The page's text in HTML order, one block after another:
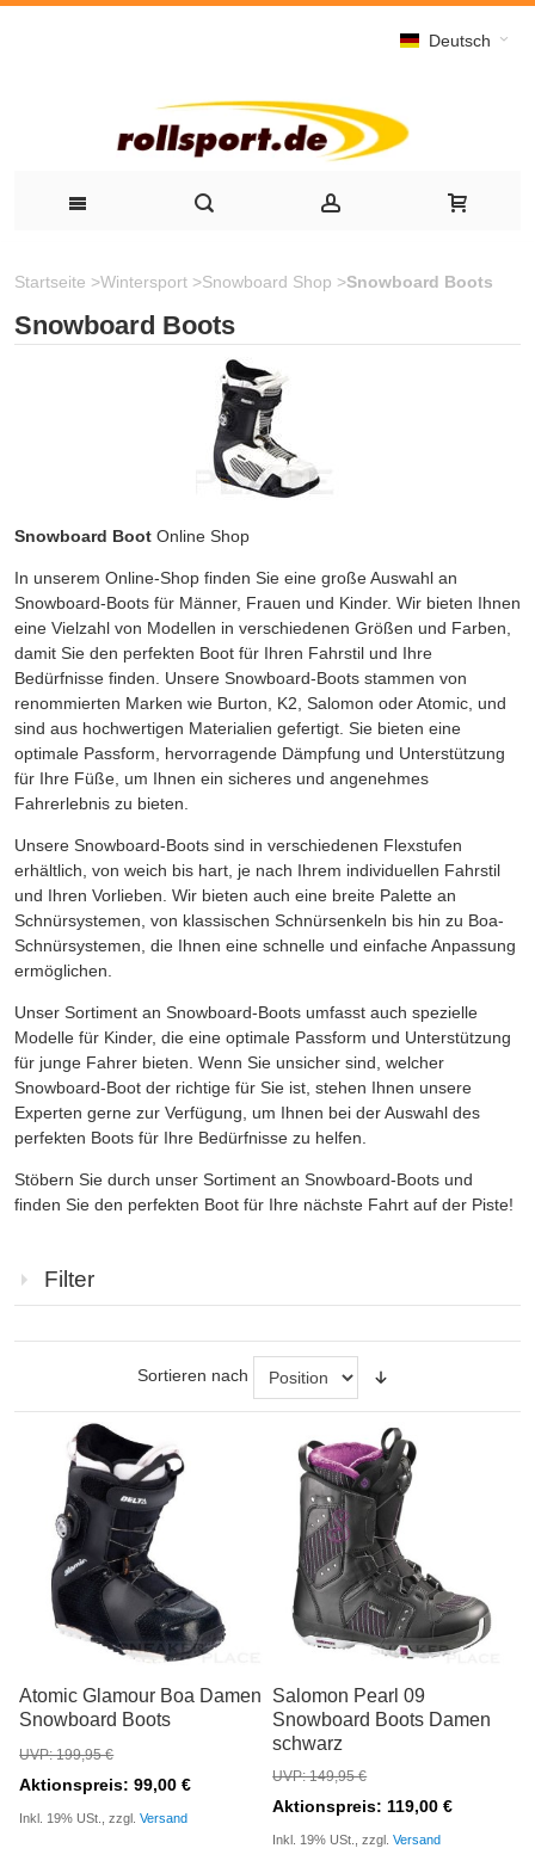
Deutsch
Startseite >Wintersport >Snowboard Shop >Snowboard Boots
Snowboard Boots
Snowboard Boot Online Shop
In unserem Online-Shop finden Sie eine große Auswahl an
Snowboard-Boots für Männer, Frauen und Kinder. Wir bieten Ihnen
eine Vielzahl von Modellen in verschiedenen Größen und Farben,
damit Sie den perfekten Boot für Ihren Fahrstil und Ihre
Bedürfnisse finden. Unsere Snowboard-Boots stammen von
renommierten Marken wie Burton, K2, Salomon oder Atomic, und
sind aus hochwertigen Materialien gefertigt. Sie bieten eine
optimale Passform, hervorragende Dämpfung und Unterstützung
für Ihre Füße, um Ihnen ein sicheres und angenehmes
Fahrerlebnis zu bieten.
Unsere Snowboard-Boots sind in verschiedenen Flexstufen
erhältlich, von weich bis hart, je nach Ihrem individuellen Fahrstil
und Ihren Vorlieben. Wir bieten auch eine breite Palette an
Schnürsystemen, von klassischen Schnürsenkeln bis hin zu Boa-
Schnürsystemen, die Ihnen eine schnelle und einfache Anpassung
ermöglichen.
Unser Sortiment an Snowboard-Boots umfasst auch spezielle
Modelle für Kinder, die eine optimale Passform und Unterstützung
für junge Fahrer bieten. Wenn Sie unsicher sind, welcher
Snowboard-Boot der richtige für Sie ist, stehen Ihnen unsere
Experten gerne zur Verfügung, um Ihnen bei der Auswahl des
perfekten Boots für Ihre Bedürfnisse zu helfen.
Stöbern Sie durch unser Sortiment an Snowboard-Boots und
finden Sie den perfekten Boot für Ihre nächste Fahrt auf der Piste!
Filter
Sortieren nach
Atomic Glamour Boa Damen
Snowboard Boots
UVP: 199,95 €
Aktionspreis: 99,00 €
Inkl. 19% USt., zzgl.Versand
Salomon Pearl 09
Snowboard Boots Damen
schwarz
UVP: 149,95 €
Aktionspreis: 119,00 €
Inkl. 19% USt., zzgl.Versand